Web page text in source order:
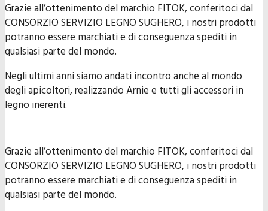
Grazie all’ottenimento del marchio FITOK, conferitoci dal
CONSORZIO SERVIZIO LEGNO SUGHERO, i nostri prodotti
potranno essere marchiati e di conseguenza spediti in
qualsiasi parte del mondo.
Negli ultimi anni siamo andati incontro anche al mondo
degli apicoltori, realizzando Arnie e tutti gli accessori in
legno inerenti.
Grazie all’ottenimento del marchio FITOK, conferitoci dal
CONSORZIO SERVIZIO LEGNO SUGHERO, i nostri prodotti
potranno essere marchiati e di conseguenza spediti in
qualsiasi parte del mondo.